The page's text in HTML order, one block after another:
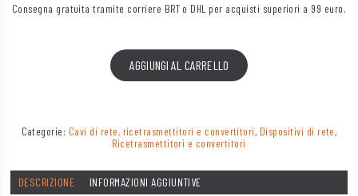
Consegna gratuita tramite corriere BRT o DHL per acquisti superiori a 99 euro.
AGGIUNGI AL CARRELLO
Categorie: Cavi di rete, ricetrasmettitori e convertitori, Dispositivi di rete,
Ricetrasmettitori e convertitori
DESCRIZIONE INFORMAZIONI AGGIUNTIVE